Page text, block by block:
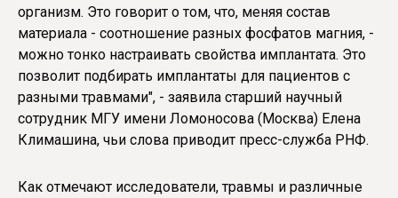
организм. Это говорит о том, что, меняя состав
материала - соотношение разных фосфатов магния, -
можно тонко настраивать свойства имплантата. Это
позволит подбирать имплантаты для пациентов с
разными травмами", - заявила старший научный
сотрудник МГУ имени Ломоносова (Москва) Елена
Климашина, чьи слова приводит пресс-служба РНФ.
Как отмечают исследователи, травмы и различные